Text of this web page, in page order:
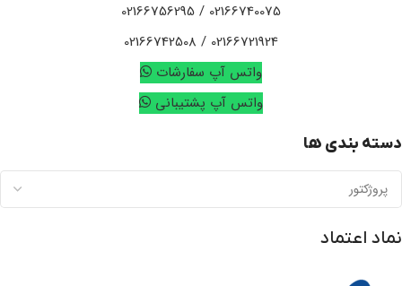
02166740075 / 02166756295
02166721924 / 02166742508
واتس آپ سفارشات
واتس آپ پشتیبانی
دسته بندی ها
نماد اعتماد